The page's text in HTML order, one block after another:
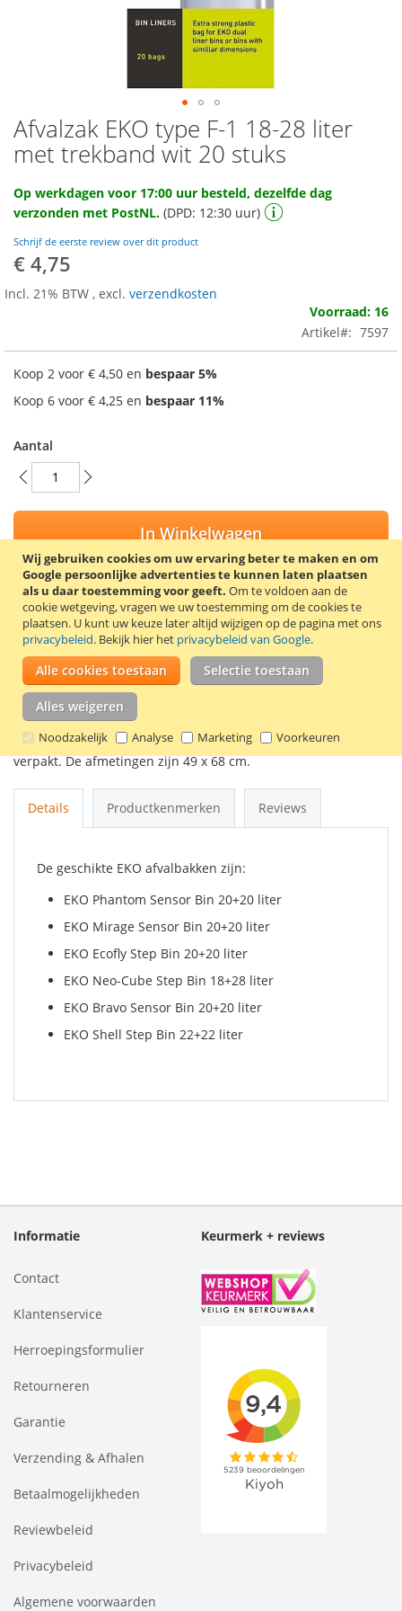
Wij gebruiken cookies om uw ervaring beter te maken en om
Google persoonlijke advertenties te kunnen laten plaatsen
als u daar toestemming voor geeft. Om te voldoen aan de
cookie wetgeving, vragen we uw toestemming om de cookies te
plaatsen. U kunt uw keuze later altijd wijzigen op de pagina met ons
privacybeleid. Bekijk hier het privacybeleid van Google.
Alle cookies toestaan Selectie toestaan
Alles weigeren
Noodzakelijk Analyse Marketing Voorkeuren
Ga
naar
het
van
de
gallerij
Afvalzak EKO type F-1 18-28 liter
met trekband wit 20 stuks
Op werkdagen voor 17:00 uur besteld, dezelfde dag
verzonden met PostNL. (DPD: 12:30 uur)
Schrijf de eerste review over dit product
€ 4,75
Incl. 21% BTW , excl. verzendkosten
Voorraad: 16
Artikel
7597
Koop 2 voor € 4,50 en bespaar 5%
Koop 6 voor € 4,25 en bespaar 11%
Aantal
In Winkelwagen
VOEG TOE AAN VERLANGLIJST
TOEVOEGEN OM TE VERGELIJKEN
Extra sterke, witte afvalzakken met trekband. De afvalzakken
zijn perfect passend voor EKO afvalbakken met een inhoud
van 18 tot 28 liter of afvalbakken met vergelijkbare
afmetingen of inhoud. De afvalzakken zijn per 20 stuks
verpakt. De afmetingen zijn 49 x 68 cm.
Details Productkenmerken Reviews
De geschikte EKO afvalbakken zijn:
EKO Phantom Sensor Bin 20+20 liter
EKO Mirage Sensor Bin 20+20 liter
EKO Ecofly Step Bin 20+20 liter
EKO Neo-Cube Step Bin 18+28 liter
EKO Bravo Sensor Bin 20+20 liter
EKO Shell Step Bin 22+22 liter
Informatie
Contact
Klantenservice
Herroepingsformulier
Retourneren
Garantie
Verzending & Afhalen
Betaalmogelijkheden
Reviewbeleid
Privacybeleid
Algemene voorwaarden
Keurmerk + reviews